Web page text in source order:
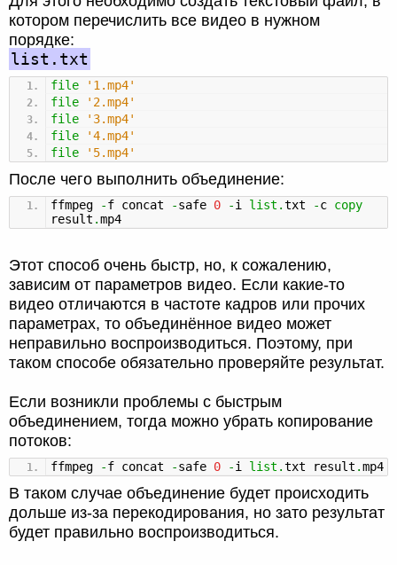
котором перечислить все видео в нужном
порядке:
list.txt
file
'1.mp4'
file
'2.mp4'
file
'3.mp4'
file
'4.mp4'
file
'5.mp4'
После чего выполнить объединение:
ffmpeg -f concat -safe 0 -i list .txt -c copy
result .mp4
Этот способ очень быстр, но, к сожалению,
зависим от параметров видео. Если какие-то
видео отличаются в частоте кадров или прочих
параметрах, то объединённое видео может
неправильно воспроизводиться. Поэтому, при
таком способе обязательно проверяйте результат.
Если возникли проблемы с быстрым
объединением, тогда можно убрать копирование
потоков:
ffmpeg -f concat -safe 0 -i list .txt result .mp4
В таком случае объединение будет происходить
дольше из-за перекодирования, но зато результат
будет правильно воспроизводиться.